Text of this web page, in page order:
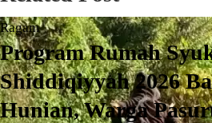
Ragam
Program Rumah
Shiddiqiyyah 2026
Hunian, Warga